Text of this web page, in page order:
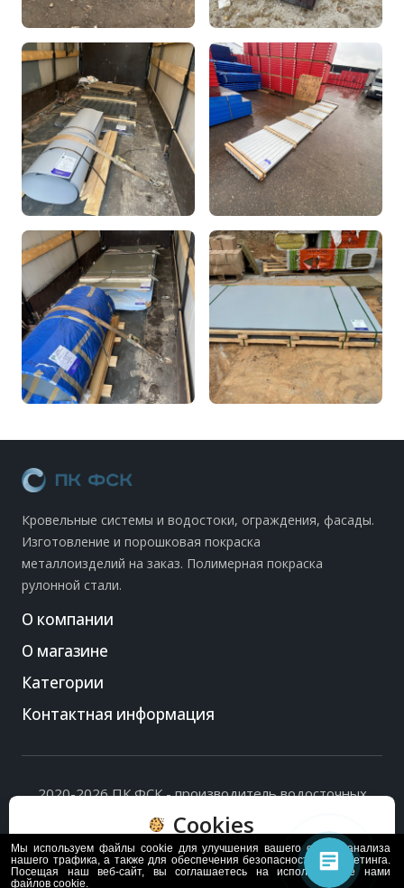
Кровельные системы и водостоки, ограждения, фасады.
Изготовление и порошковая покраска
металлоизделий на заказ. Полимерная покраска
рулонной стали.
О компании
О магазине
Категории
Контактная информация
2020-2026 ПК ФСК - производитель водосточных
Политика обработки персональных данных
на их обработку.
Cookies
Пользуясь сайтом, вы соглашаетесь с политикой
обработки и хранения данных Cookie
Мы используем файлы cookie для улучшения вашего опыта, анализа
нашего трафика, а также для обеспечения безопасности и маркетинга.
Посещая наш веб-сайт, вы соглашаетесь на использование нами
файлов cookie.